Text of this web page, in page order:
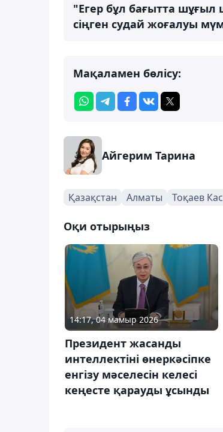
"Егер бұл бағытта
сіңген судай жоғалуы
Мақаламен бөлісу:
Айгерим Тарина
Қазақстан Алматы Тоқаев
Оқи отырыңыз
14:17, 04 мамыр 2026
Президент жасанды
интеллектіні өнеркәсіпке
енгізу мәселесін келесі
кеңесте қарауды ұсынды